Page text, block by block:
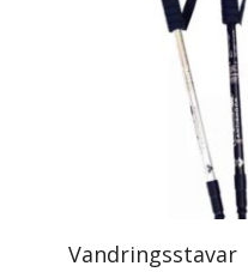
Vandringsstavar